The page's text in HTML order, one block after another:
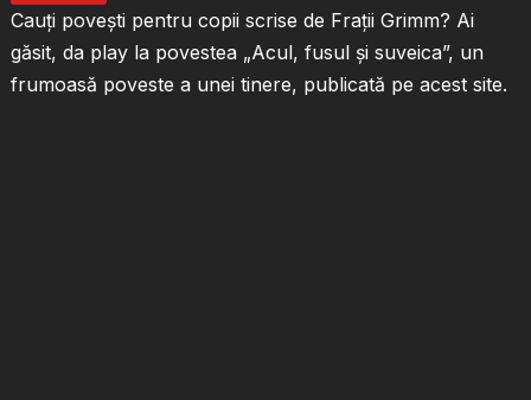
Cauți povești pentru copii scrise de Frații Grimm? Ai
găsit, da play la povestea „Acul, fusul și suveica”, un
frumoasă poveste a unei tinere, publicată pe acest site.